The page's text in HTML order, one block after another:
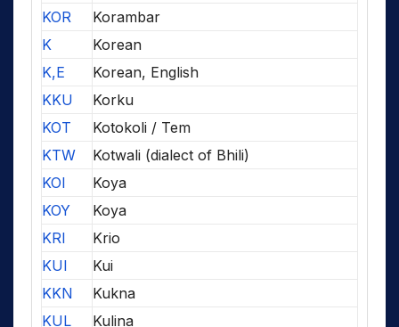
KOR
Korambar
K
Korean
K,E
Korean, English
KKU
Korku
KOT
Kotokoli / Tem
KTW
Kotwali (dialect of Bhili)
KOI
Koya
KOY
Koya
KRI
Krio
KUI
Kui
KKN
Kukna
KUL
Kulina